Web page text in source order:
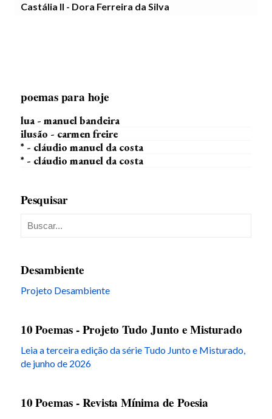
Castália II - Dora Ferreira da Silva
poemas para hoje
lua - manuel bandeira
ilusão - carmen freire
* - cláudio manuel da costa
* - cláudio manuel da costa
Pesquisar
Desambiente
Projeto Desambiente
10 Poemas - Projeto Tudo Junto e Misturado
Leia a terceira edição da série Tudo Junto e Misturado,
de junho de 2026
10 Poemas - Revista Mínima de Poesia